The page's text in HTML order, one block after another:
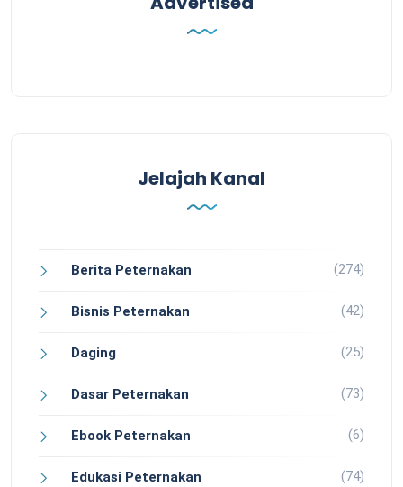
Jelajah Kanal
Berita Peternakan (274)
Bisnis Peternakan (42)
Daging (25)
Dasar Peternakan (73)
Ebook Peternakan (6)
Edukasi Peternakan (74)